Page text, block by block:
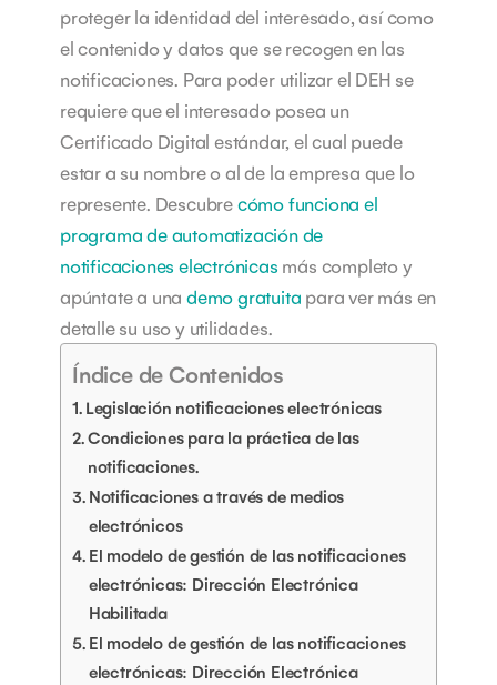
proteger la identidad del interesado, así como
el contenido y datos que se recogen en las
notificaciones. Para poder utilizar el DEH se
requiere que el interesado posea un
Certificado Digital estándar, el cual puede
estar a su nombre o al de la empresa que lo
represente. Descubrecómo funciona el
programa de automatización de
notificaciones electrónicas más completo y
apúntate a unademo gratuita para ver más en
detalle su uso y utilidades.
Índice de Contenidos
Legislación notificaciones electrónicas
Condiciones para la práctica de las
notificaciones.
Notificaciones a través de medios
electrónicos
El modelo de gestión de las notificaciones
electrónicas: Dirección Electrónica
Habilitada
El modelo de gestión de las notificaciones
electrónicas: Dirección Electrónica